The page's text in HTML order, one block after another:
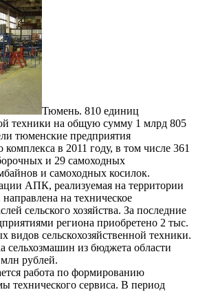
Тюмень. 810 единиц
техники на общую сумму 1 млрд 805
тюменские предприятия
в 2011 году, в том числе 361
и 29 самоходных
и самоходных косилок.
АПК, реализуемая на территории
на техническое
сельского хозяйства. За последние
региона приобретено 2 тыс.
видов сельскохозяйственной техники.
сельхозмашин из бюджета области
рублей.
работа по формированию
технического сервиса. В период